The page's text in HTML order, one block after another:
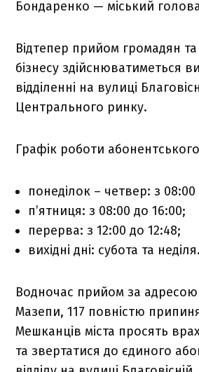
Бондаренко — міський
Відтепер прийом громадян
бізнесу здійснюватиметься
відділенні на вулиці
Центрального ринку.
Графік роботи абонентського
понеділок – четвер: з 08:00
п’ятниця: з 08:00 до 16:00;
перерва: з 12:00 до 12:48;
вихідні дні: субота та неділя.
Водночас прийом за адресою
Мазепи, 117 повністю
Мешканців міста просять
та звертатися до єдиного